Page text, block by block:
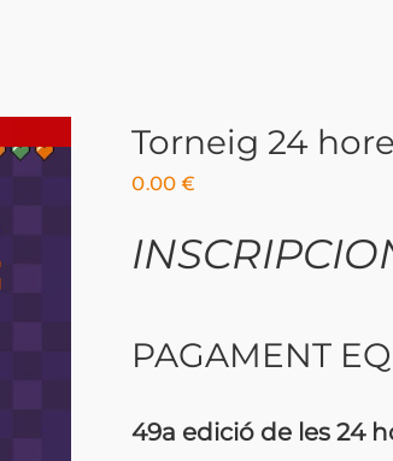
Torneig 24
0.00€
PAGAMENT
49a edició de les 24